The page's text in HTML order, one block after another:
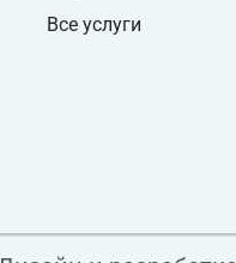
Все услуги